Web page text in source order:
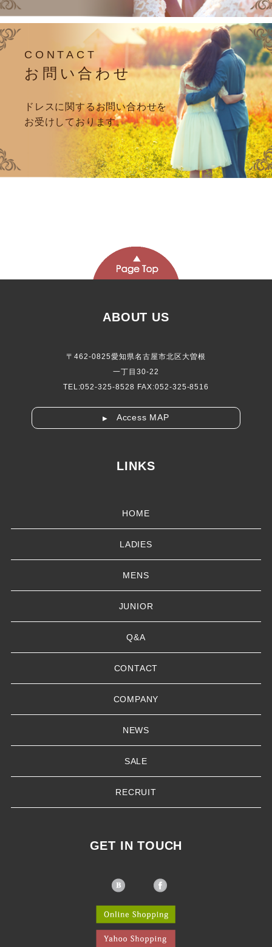
CONTACT
お問い合わせ
ドレスに関するお問い合わせを
お受けしております。
ABOUT US
〒462-0825愛知県名古屋市北区大曽根
一丁目30-22
TEL:052-325-8528 FAX:052-325-8516
▶ Access MAP
LINKS
HOME
LADIES
MENS
JUNIOR
Q&A
CONTACT
COMPANY
NEWS
SALE
RECRUIT
GET IN TOUCH